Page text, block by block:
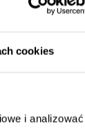
cookies
i analizować
Acidsloth –